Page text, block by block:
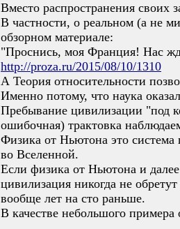
Вместо распространения своих
В частности, о реальном (а не
обзорном материале:
"Проснись, моя Франция! Нас
http://proza.ru/2015/08/10/1310
А Теория относительности
Именно потому, что наука
Пребывание цивилизации "под
ошибочная) трактовка
Физика от Ньютона это
во Вселенной.
Если физика от Ньютона и далее
цивилизация никогда не
вообще лет на сто раньше.
В качестве небольшого